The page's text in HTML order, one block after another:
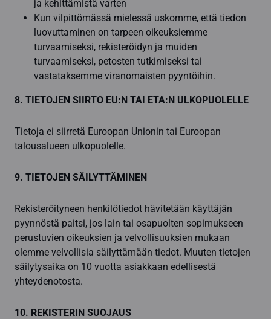
ja kehittämistä varten
Kun vilpittömässä mielessä uskomme, että tiedon
luovuttaminen on tarpeen oikeuksiemme
turvaamiseksi, rekisteröidyn ja muiden
turvaamiseksi, petosten tutkimiseksi tai
vastataksemme viranomaisten pyyntöihin.
8. TIETOJEN SIIRTO EU:N TAI ETA:N ULKOPUOLELLE
Tietoja ei siirretä Euroopan Unionin tai Euroopan
talousalueen ulkopuolelle.
9. TIETOJEN SÄILYTTÄMINEN
Rekisteröityneen henkilötiedot hävitetään käyttäjän
pyynnöstä paitsi, jos lain tai osapuolten sopimukseen
perustuvien oikeuksien ja velvollisuuksien mukaan
olemme velvollisia säilyttämään tiedot. Muuten tietojen
säilytysaika on 10 vuotta asiakkaan edellisestä
yhteydenotosta.
10. REKISTERIN SUOJAUS